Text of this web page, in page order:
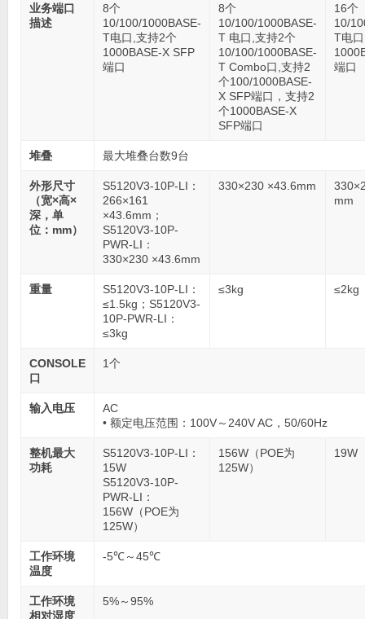
业务端口
描述
8个
10/100/1000BASE-
T电口,支持2个
1000BASE-X SFP
端口
8个
10/100/1000BASE-
T 电口,支持2个
10/100/1000BASE-
T Combo口,支持2
个100/1000BASE-
X SFP端口，支持2
个1000BASE-X
SFP端口
16个
10/
T电
端口
堆叠 最大堆叠台数9台
外形尺寸
（宽×高×
深，单
位：mm）
S5120V3-10P-LI：
266×161
×43.6mm；
S5120V3-10P-
PWR-LI：
330×230 ×43.6mm
330×230 ×43.6mm
mm
重量
S5120V3-10P-LI：
≤1.5kg；S5120V3-
10P-PWR-LI：
≤3kg
≤3kg ≤2kg
CONSOLE
口
1个
输入电压
AC
• 额定电压范围：100V～240V AC，50/60Hz
整机最大
功耗
S5120V3-10P-LI：
15W
S5120V3-10P-
PWR-LI：
156W（POE为
125W）
156W（POE为
125W）
19W
工作环境
温度
-5℃～45℃
工作环境
相对湿度
5%～95%